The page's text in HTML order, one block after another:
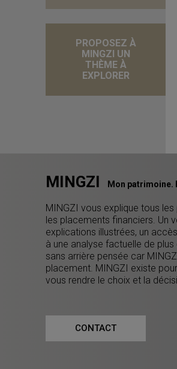
PROPOSEZ À
MINGZI UN
THÈME À
EXPLORER
MINGZI Mon patrimoine.
MINGZI vous explique tous
les placements financiers. Un
explications illustrées, un
à une analyse factuelle de
sans arrière pensée car
placement. MINGZI existe
vous rendre le choix et la
CONTACT